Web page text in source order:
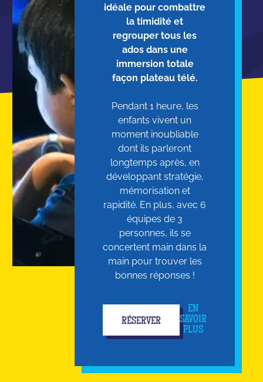
idéale pour combattre
la timidité et
regrouper tous les
ados dans une
immersion totale
façon plateau télé.
Pendant 1 heure, les
enfants vivent un
moment inoubliable
dont ils parleront
longtemps après, en
développant stratégie,
mémorisation et
rapidité. En plus, avec 6
équipes de 3
personnes, ils se
concertent main dans la
main pour trouver les
bonnes réponses !
RÉSERVER
EN
SAVOIR
PLUS